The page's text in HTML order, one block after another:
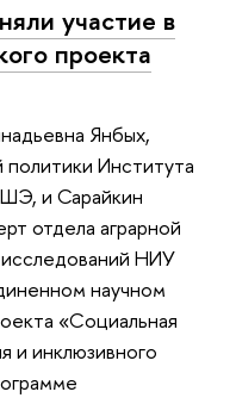
участие в
проекта
Янбых,
Института
и Сарайкин
отдела аграрной
исследований НИУ
научном
«Социальная
и инклюзивного